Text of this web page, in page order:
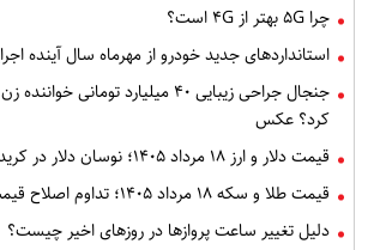
چرا ۵G بهتر از ۴G است؟
استانداردهای جدید خودرو از مهرماه سال آینده
جنجال جراحی زیبایی ۴۰ میلیارد
کرد؟ عکس
قیمت دلار و ارز ۱۸ مرداد ۱۴۰۵​؛ نوسان دلار در کریدور ۱۸۰ هزار تومانی
قیمت طلا و سکه ۱۸ مرداد ۱۴۰۵؛ تداوم اصلاح قیمت ها در بازار طلا
دلیل تغییر ساعت پروازها در روزهای اخیر چیست؟